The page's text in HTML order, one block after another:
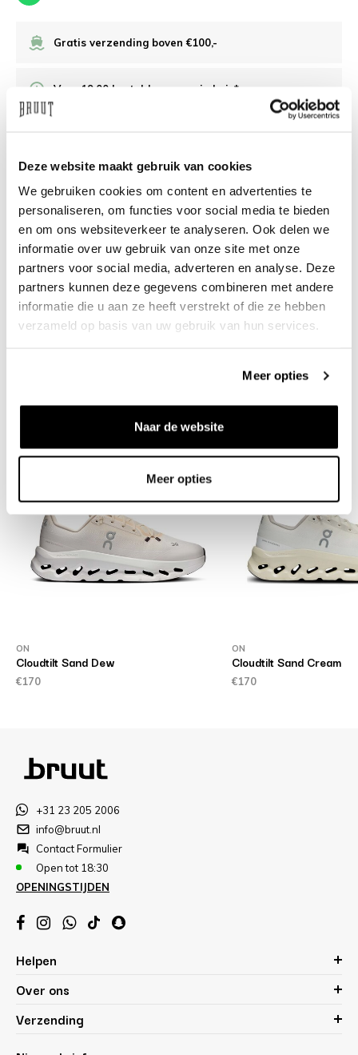
Deze website maakt gebruik van cookies
We gebruiken cookies om content en advertenties te
personaliseren, om functies voor social media te bieden
en om ons websiteverkeer te analyseren. Ook delen we
informatie over uw gebruik van onze site met onze
partners voor social media, adverteren en analyse. Deze
partners kunnen deze gegevens combineren met andere
informatie die u aan ze heeft verstrekt of die ze hebben
verzameld op basis van uw gebruik van hun services.
Meer opties
Naar de website
Meer opties
Gratis verzending boven €100,-
Voor 19:00 besteld, morgen in huis*
Hulp nodig?We helpen
info@bruut.nl Live chat Whatsapp
Over dit product
Gerelateerde producten
ON
Cloudtilt Sand Dew
€170
ON
Cloudtilt Sand Cream
€170
+31 23 205 2006
info@bruut.nl
Contact Formulier
Open tot 18:30
OPENINGSTIJDEN
Helpen
Over ons
Verzending